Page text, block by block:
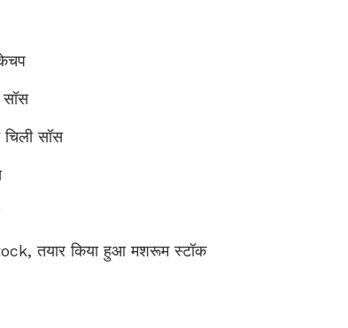
सॉस
तयार किया हुआ मशरूम स्टॉक